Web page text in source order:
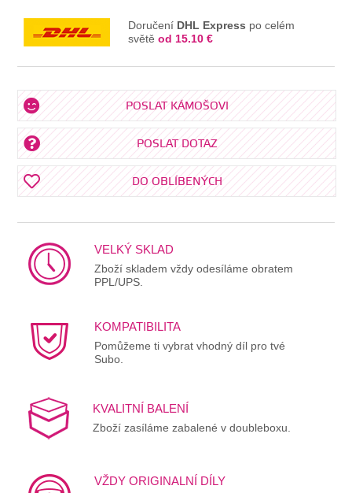
Doručení DHL Express po celém
světěod 15.10 €
POSLAT KÁMOŠOVI
POSLAT DOTAZ
DO OBLÍBENÝCH
VELKÝ SKLAD
Zboží skladem vždy odesíláme obratem
PPL/UPS.
KOMPATIBILITA
Pomůžeme ti vybrat vhodný díl pro tvé
Subo.
KVALITNÍ BALENÍ
Zboží zasíláme zabalené v doubleboxu.
VŽDY ORIGINALNÍ DÍLY